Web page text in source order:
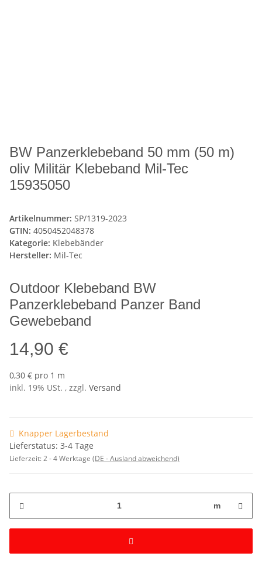
BW Panzerklebeband 50 mm (50 m)
oliv Militär Klebeband Mil-Tec
15935050
Artikelnummer: SP/1319-2023
GTIN: 4050452048378
Kategorie: Klebebänder
Hersteller: Mil-Tec
Outdoor Klebeband BW
Panzerklebeband Panzer Band
Gewebeband
14,90 €
0,30 € pro 1 m
inkl. 19% USt. , zzgl. Versand
Knapper Lagerbestand
Lieferstatus: 3-4 Tage
Lieferzeit:2 - 4 Werktage (DE - Ausland abweichend)
m